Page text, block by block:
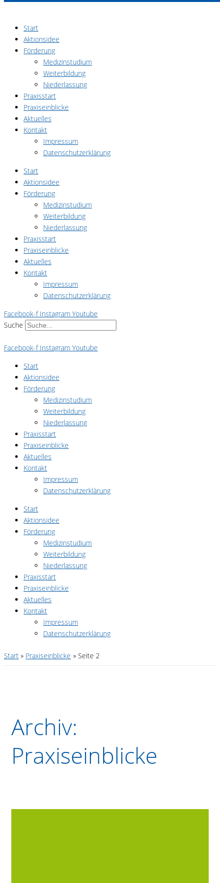
springenStart
Aktionsidee
Förderung
Medizinstudium
Weiterbildung
Niederlassung
Praxisstart
Praxiseinblicke
Aktuelles
Kontakt
Impressum
Datenschutzerklärung
Start
Aktionsidee
Förderung
Medizinstudium
Weiterbildung
Niederlassung
Praxisstart
Praxiseinblicke
Aktuelles
Kontakt
Impressum
Datenschutzerklärung
Facebook-f Instagram Youtube
Suche
Facebook-f Instagram Youtube
Start
Aktionsidee
Förderung
Medizinstudium
Weiterbildung
Niederlassung
Praxisstart
Praxiseinblicke
Aktuelles
Kontakt
Impressum
Datenschutzerklärung
Start
Aktionsidee
Förderung
Medizinstudium
Weiterbildung
Niederlassung
Praxisstart
Praxiseinblicke
Aktuelles
Kontakt
Impressum
Datenschutzerklärung
Start Praxiseinblicke Seite 2
Archiv:
Praxiseinblicke